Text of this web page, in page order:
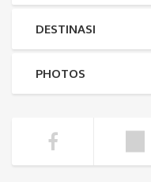
DESTINASI
PHOTOS